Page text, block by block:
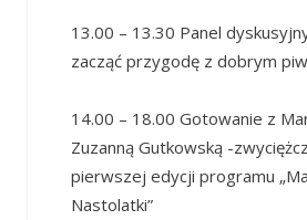
13.00 – 13.30 Panel
zacząć przygodę z dobrym
14.00 – 18.00 Gotowanie z
Zuzanną Gutkowską -
pierwszej edycji programu
Nastolatki”